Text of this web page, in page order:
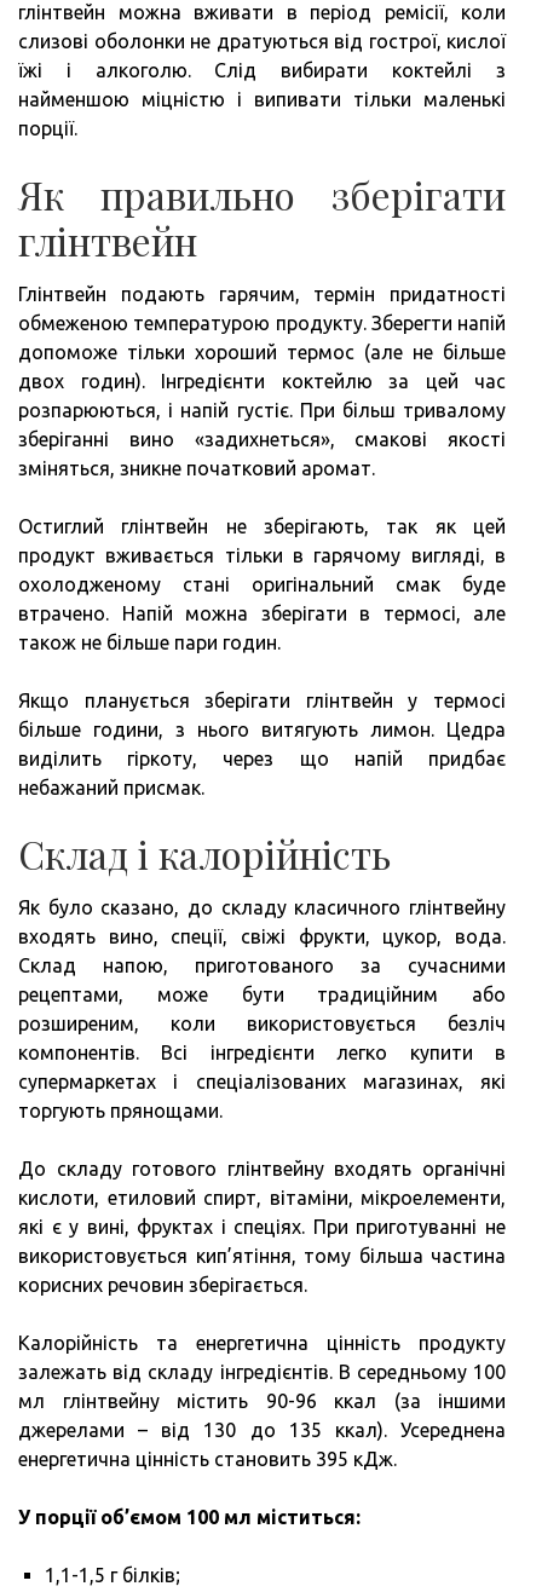
глінтвейн можна вживати в період ремісії, коли
слизові оболонки не дратуються від гострої, кислої
їжі і алкоголю. Слід вибирати коктейлі з
найменшою міцністю і випивати тільки маленькі
порції.
Як правильно зберігати
глінтвейн
Глінтвейн подають гарячим, термін придатності
обмеженою температурою продукту. Зберегти напій
допоможе тільки хороший термос (але не більше
двох годин). Інгредієнти коктейлю за цей час
розпарюються, і напій густіє. При більш тривалому
зберіганні вино «задихнеться», смакові якості
зміняться, зникне початковий аромат.
Остиглий глінтвейн не зберігають, так як цей
продукт вживається тільки в гарячому вигляді, в
охолодженому стані оригінальний смак буде
втрачено. Напій можна зберігати в термосі, але
також не більше пари годин.
Якщо планується зберігати глінтвейн у термосі
більше години, з нього витягують лимон. Цедра
виділить гіркоту, через що напій придбає
небажаний присмак.
Склад і калорійність
Як було сказано, до складу класичного глінтвейну
входять вино, спеції, свіжі фрукти, цукор, вода.
Склад напою, приготованого за сучасними
рецептами, може бути традиційним або
розширеним, коли використовується безліч
компонентів. Всі інгредієнти легко купити в
супермаркетах і спеціалізованих магазинах, які
торгують прянощами.
До складу готового глінтвейну входять органічні
кислоти, етиловий спирт, вітаміни, мікроелементи,
які є у вині, фруктах і спеціях. При приготуванні не
використовується кип’ятіння, тому більша частина
корисних речовин зберігається.
Калорійність та енергетична цінність продукту
залежать від складу інгредієнтів. В середньому 100
мл глінтвейну містить 90-96 ккал (за іншими
джерелами – від 130 до 135 ккал). Усереднена
енергетична цінність становить 395 кДж.
У порції об’ємом 100 мл міститься:
1,1-1,5 г білків;